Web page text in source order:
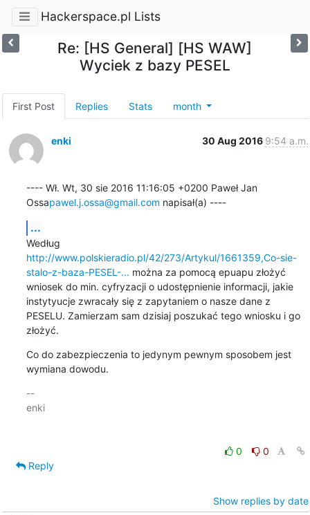
Hackerspace.pl Lists
Re: [HS General] [HS WAW]
Wyciek z bazy PESEL
First Post Replies Stats month
enki 30 Aug 2016 9:54 a.m.
---- Wł. Wt, 30 sie 2016 11:16:05 +0200 Paweł Jan
Ossapawel.j.ossa@gmail.com napisał(a) ----
...
http://www.polskieradio.pl/42/273/Artykul/1661359,Co-sie-
stalo-z-baza-PESEL-... można za pomocą epuapu złożyć
wniosek do min. cyfryzacji o udostępnienie informacji, jakie
instytyucje zwracały się z zapytaniem o nasze dane z
PESELU. Zamierzam sam dzisiaj poszukać tego wniosku i go
złożyć.
Co do zabezpieczenia to jedynym pewnym sposobem jest
wymiana dowodu.
--
enki
0
0
Reply
Show replies by date